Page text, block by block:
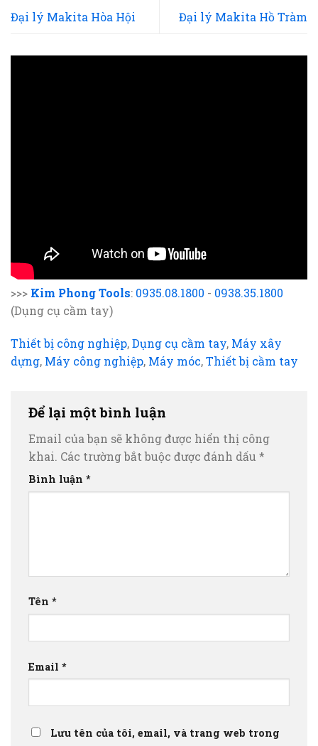
Đại lý Makita Hòa Hội Đại lý Makita Hồ Tràm
>>> Kim Phong Tools: 0935.08.1800 - 0938.35.1800
(Dụng cụ cầm tay)
Thiết bị công nghiệp,Dụng cụ cầm tay, Máy xây
dựng, Máy công nghiệp, Máy móc,Thiết bị cầm tay
Để lại một bình luận
Email của bạn sẽ không được hiển thị công
khai. Các trường bắt buộc được đánh dấu *
Bình luận *
Tên *
Email *
Lưu tên của tôi, email, và trang web trong